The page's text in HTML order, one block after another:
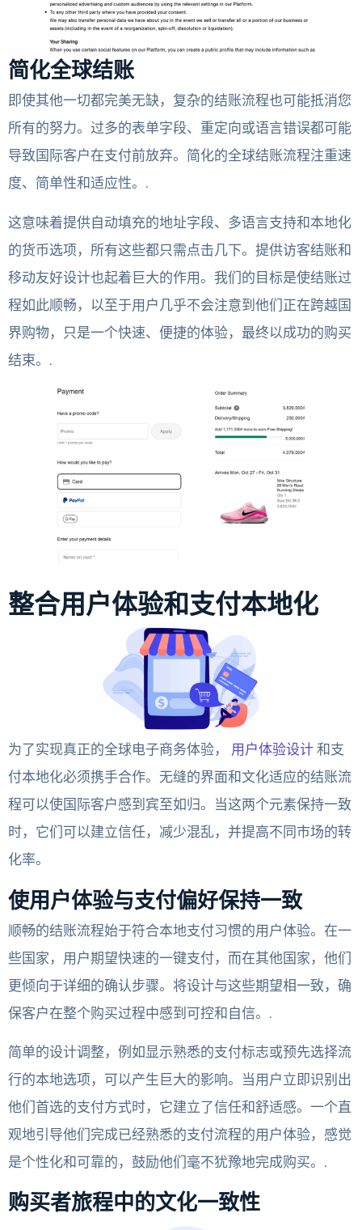
简化全球结账
即使其他一切都完美无缺，复杂的结账流程也可能抵消您
所有的努力。过多的表单字段、重定向或语言错误都可能
导致国际客户在支付前放弃。简化的全球结账流程注重速
度、简单性和适应性。.
这意味着提供自动填充的地址字段、多语言支持和本地化
的货币选项，所有这些都只需点击几下。提供访客结账和
移动友好设计也起着巨大的作用。我们的目标是使结账过
程如此顺畅，以至于用户几乎不会注意到他们正在跨越国
界购物，只是一个快速、便捷的体验，最终以成功的购买
结束。.
整合用户体验和支付本地化
为了实现真正的全球电子商务体验， 用户体验设计 和支
付本地化必须携手合作。无缝的界面和文化适应的结账流
程可以使国际客户感到宾至如归。当这两个元素保持一致
时，它们可以建立信任，减少混乱，并提高不同市场的转
化率。
使用户体验与支付偏好保持一致
顺畅的结账流程始于符合本地支付习惯的用户体验。在一
些国家，用户期望快速的一键支付，而在其他国家，他们
更倾向于详细的确认步骤。将设计与这些期望相一致，确
保客户在整个购买过程中感到可控和自信。.
简单的设计调整，例如显示熟悉的支付标志或预先选择流
行的本地选项，可以产生巨大的影响。当用户立即识别出
他们首选的支付方式时，它建立了信任和舒适感。一个直
观地引导他们完成已经熟悉的支付流程的用户体验，感觉
是个性化和可靠的，鼓励他们毫不犹豫地完成购买。.
购买者旅程中的文化一致性